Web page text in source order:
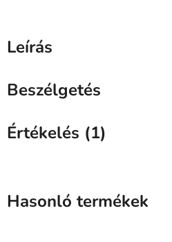
Leírás
Beszélgetés
Értékelés (1)
Hasonló termékek